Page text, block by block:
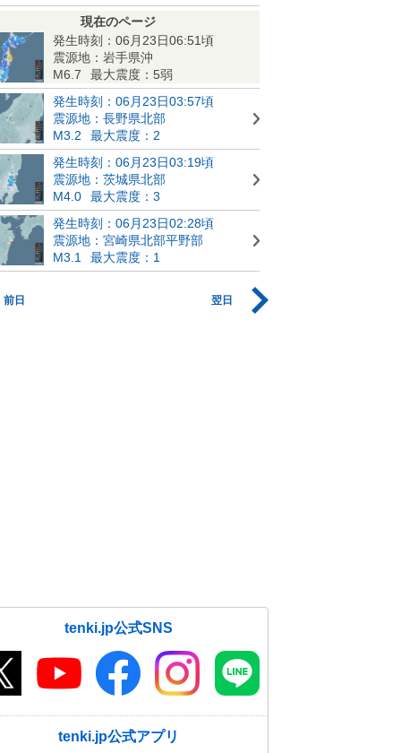
現在のページ
発生時刻：06月23日06:51頃
震源地：岩手県沖
M6.7
最大震度：5弱
発生時刻：06月23日03:57頃
震源地：長野県北部
M3.2
最大震度：2
発生時刻：06月23日03:19頃
震源地：茨城県北部
M4.0
最大震度：3
発生時刻：06月23日02:28頃
震源地：宮崎県北部平野部
M3.1
最大震度：1
前日 翌日
tenki.jp公式SNS
tenki.jp公式アプリ